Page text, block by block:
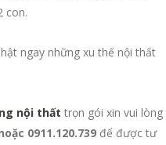
con.
ngay những xu thế nội thất
nội thất trọn gói xin vui lòng
0911.120.739 để được tư